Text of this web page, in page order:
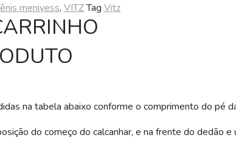
meniyess, VITZTag Vitz
na tabela abaixo conforme o comprimento do pé
do começo do calcanhar, e na frente do dedão